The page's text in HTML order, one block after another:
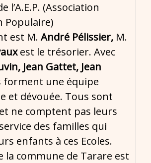
l’A.E.P. (Association
Populaire)
est M. André Pélissier, M.
est le trésorier. Avec
Jean Gattet, Jean
forment une équipe
et dévouée. Tous sont
ne comptent pas leurs
des familles qui
enfants à ces Ecoles.
la commune de Tarare est